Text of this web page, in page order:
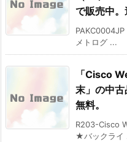
で販売中。
メトログ ...
「Cisco
末」の中
無料。
R203-Cisco
★バックライ